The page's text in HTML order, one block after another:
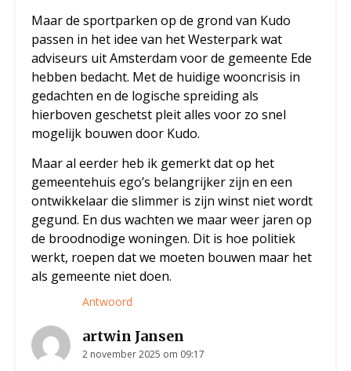
Maar de sportparken op de grond van Kudo
passen in het idee van het Westerpark wat
adviseurs uit Amsterdam voor de gemeente Ede
hebben bedacht. Met de huidige wooncrisis in
gedachten en de logische spreiding als
hierboven geschetst pleit alles voor zo snel
mogelijk bouwen door Kudo.
Maar al eerder heb ik gemerkt dat op het
gemeentehuis ego’s belangrijker zijn en een
ontwikkelaar die slimmer is zijn winst niet wordt
gegund. En dus wachten we maar weer jaren op
de broodnodige woningen. Dit is hoe politiek
werkt, roepen dat we moeten bouwen maar het
als gemeente niet doen.
Antwoord
artwin Jansen
2 november 2025 om 09:17